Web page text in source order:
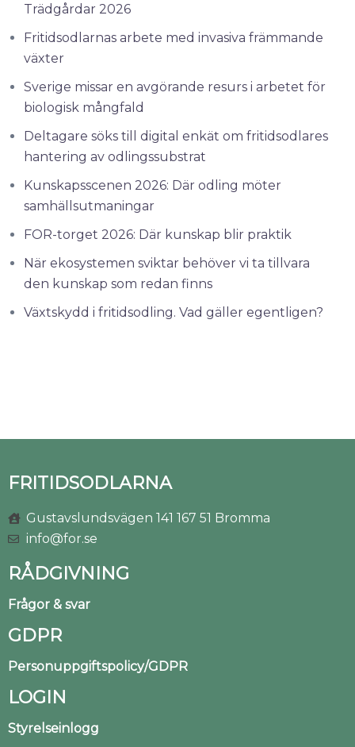
Trädgårdar 2026
Fritidsodlarnas arbete med invasiva främmande
växter
Sverige missar en avgörande resurs i arbetet för
biologisk mångfald
Deltagare söks till digital enkät om fritidsodlares
hantering av odlingssubstrat
Kunskapsscenen 2026: Där odling möter
samhällsutmaningar
FOR-torget 2026: Där kunskap blir praktik
När ekosystemen sviktar behöver vi ta tillvara
den kunskap som redan finns
Växtskydd i fritidsodling. Vad gäller egentligen?
FRITIDSODLARNA
Gustavslundsvägen 141 167 51 Bromma
info@for.se
RÅDGIVNING
Frågor & svar
GDPR
Personuppgiftspolicy/GDPR
LOGIN
Styrelseinlogg